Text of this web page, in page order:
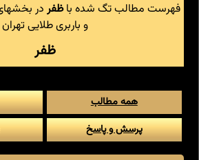
فهرست مطالب تگ شده باظفر در
و باربری طلایی تهران
ظفر
همه مطالب
پرسش و پاسخ